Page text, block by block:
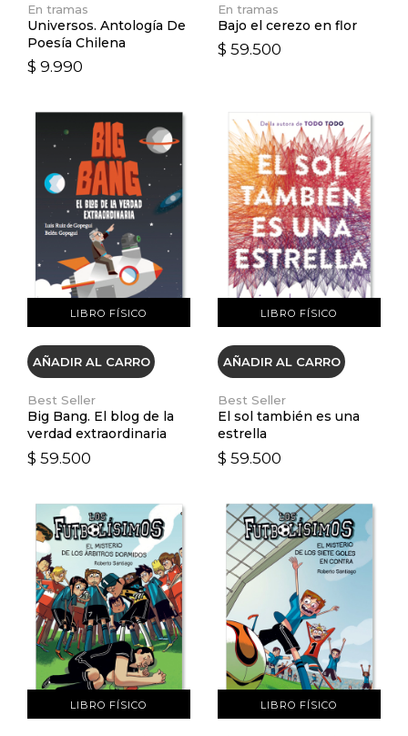
En tramas
Universos. Antología De
Poesía Chilena
$ 9.990
En tramas
Bajo el cerezo en flor
$ 59.500
LIBRO FÍSICO
VER DETALLES
AÑADIR AL CARRO
Best Seller
Big Bang. El blog de la
verdad extraordinaria
$ 59.500
LIBRO FÍSICO
VER DETALLES
AÑADIR AL CARRO
Best Seller
El sol también es una
estrella
$ 59.500
LIBRO FÍSICO
VER DETALLES
LIBRO FÍSICO
VER DETALLES